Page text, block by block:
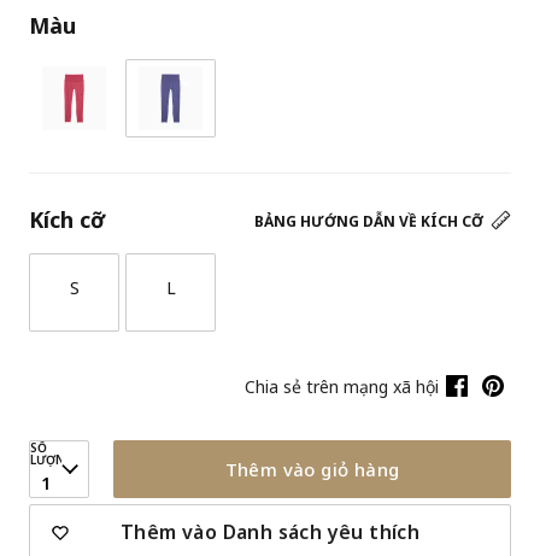
Màu
BẢNG HƯỚNG DẪN VỀ KÍCH CỠ
Kích cỡ
S L
Chia sẻ trên mạng xã hội
SỐ
LƯỢNG
1
Thêm vào giỏ hàng
Thêm vào Danh sách yêu thích